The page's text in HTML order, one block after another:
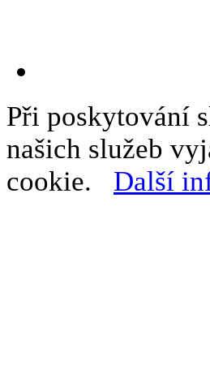
Při poskytování
našich služeb
cookie. Další